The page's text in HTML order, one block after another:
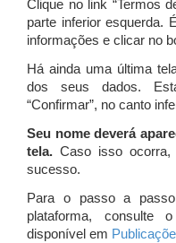
Clique no link “Termos
parte inferior esquerda.
informações e clicar no
Há ainda uma última
dos seus dados.
“Confirmar”, no canto
Seu nome deverá
tela. Caso isso
sucesso.
Para o passo a
plataforma, consulte
disponível em